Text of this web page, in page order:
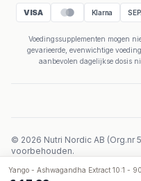
Yango - Ashwagandha Extract 10:1 -
VISA Klarna
Voedingssupplementen mogen
gevarieerde, evenwichtige
aanbevolen dagelijkse dosis
© 2026 Nutri Nordic AB (Org.nr
voorbehouden.